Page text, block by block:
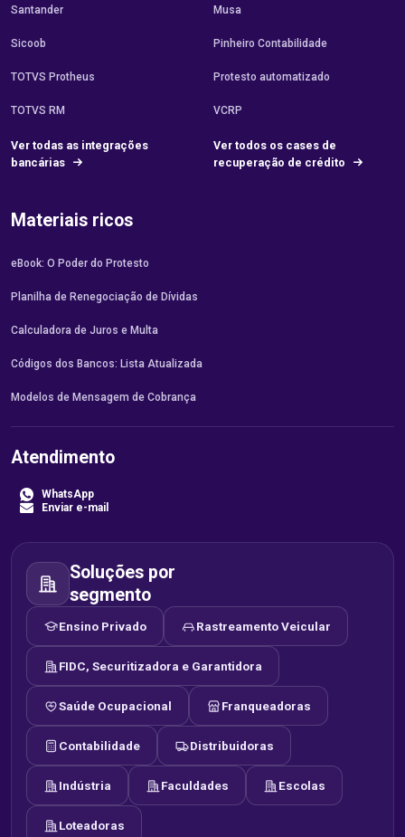
Santander
Sicoob
TOTVS Protheus
TOTVS RM
Ver todas as integrações
bancárias
Musa
Pinheiro Contabilidade
Protesto automatizado
VCRP
Ver todos os cases de
recuperação de crédito
Materiais ricos
eBook: O Poder do Protesto
Planilha de Renegociação de Dívidas
Calculadora de Juros e Multa
Códigos dos Bancos: Lista Atualizada
Modelos de Mensagem de Cobrança
Atendimento
WhatsApp
Enviar e-mail
Soluções por
segmento
Ensino Privado Rastreamento Veicular
FIDC, Securitizadora e Garantidora
Saúde Ocupacional Franqueadoras
Contabilidade Distribuidoras
Indústria Faculdades Escolas
Loteadoras